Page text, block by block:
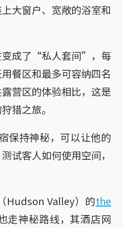
大窗户、宽敞的浴室和
变成了“私人套间”，每
餐区和最多可容纳四名
营区的体验相比，这是
猎之旅。
保持神秘，可以让他的
试客人如何使用空间，
Hudson Valley）的the
走神秘路线，其酒店网